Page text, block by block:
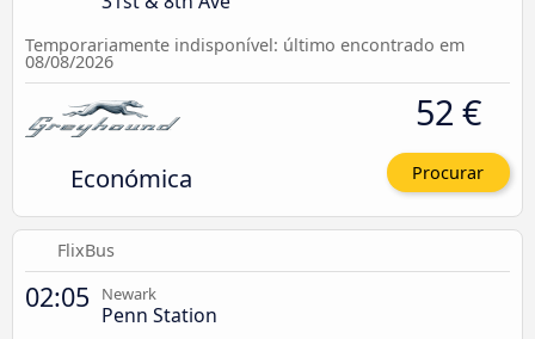
Temporariamente indisponível: último encontrado em
08/08/2026
Económica
52 €
Procurar
FlixBus
02:05 Newark
Penn Station